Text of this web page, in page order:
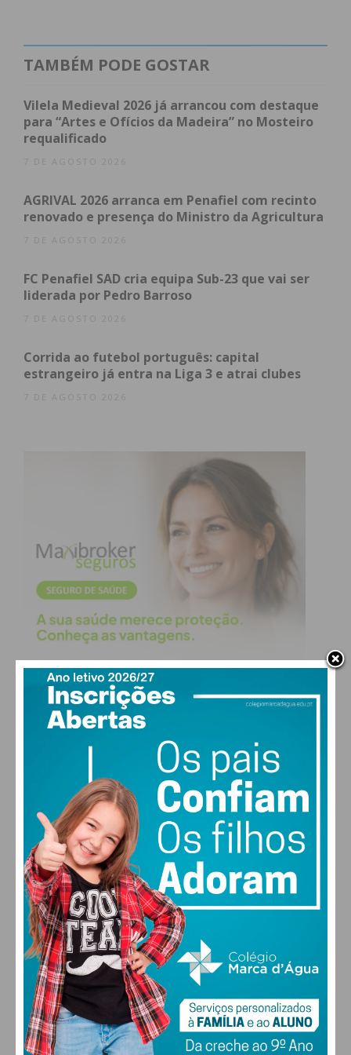
condições
TAMBÉM PODE GOSTAR
Vilela Medieval 2026 já arrancou com destaque
para “Artes e Ofícios da Madeira” no Mosteiro
requalificado
7 DE AGOSTO 2026
AGRIVAL 2026 arranca em Penafiel com recinto
renovado e presença do Ministro da Agricultura
7 DE AGOSTO 2026
FC Penafiel SAD cria equipa Sub-23 que vai ser
liderada por Pedro Barroso
7 DE AGOSTO 2026
Corrida ao futebol português: capital
estrangeiro já entra na Liga 3 e atrai clubes
7 DE AGOSTO 2026
PAÇOS DE FERREIRA